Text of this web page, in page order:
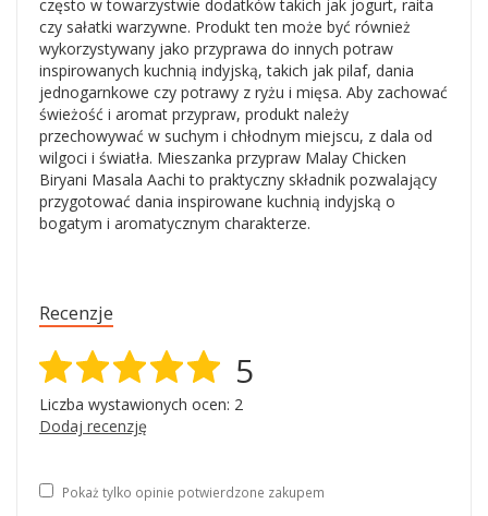
często w towarzystwie dodatków takich jak jogurt, raita
czy sałatki warzywne. Produkt ten może być również
wykorzystywany jako przyprawa do innych potraw
inspirowanych kuchnią indyjską, takich jak pilaf, dania
jednogarnkowe czy potrawy z ryżu i mięsa. Aby zachować
świeżość i aromat przypraw, produkt należy
przechowywać w suchym i chłodnym miejscu, z dala od
wilgoci i światła. Mieszanka przypraw Malay Chicken
Biryani Masala Aachi to praktyczny składnik pozwalający
przygotować dania inspirowane kuchnią indyjską o
bogatym i aromatycznym charakterze.
Recenzje
5
Liczba wystawionych ocen: 2
Dodaj recenzję
Pokaż tylko opinie potwierdzone zakupem